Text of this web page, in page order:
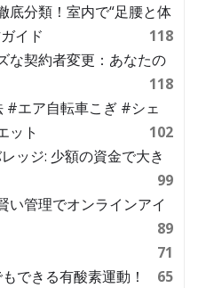
底分類！室内で“足腰と体
イド
118
な契約者変更：あなたの
118
#エア自転車こぎ #シェ
ット
102
ッジ: 少額の資金で大き
99
い管理でオンラインアイ
89
71
できる有酸素運動！
65